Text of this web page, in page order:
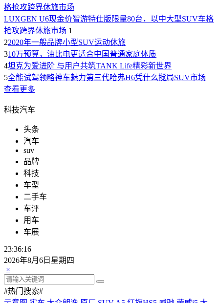
LUXGEN U6现金价智游特仕版限量80台，以中大型SUV车格
抢攻跨界休旅市场 1
22020年一般品牌小型SUV运动休旅
310万预算，油比电更适合中国普通家庭体质
4坦克为爱进阶 与用户共筑TANK Life精彩新世界
5全能试驾领略神车魅力第三代哈弗H6凭什么搅局SUV市场
查看更多
科技汽车
头条
汽车
suv
品牌
科技
车型
二手车
车评
用车
车展
23:36:16
2026年8月6日星期四
×
#热门搜索#